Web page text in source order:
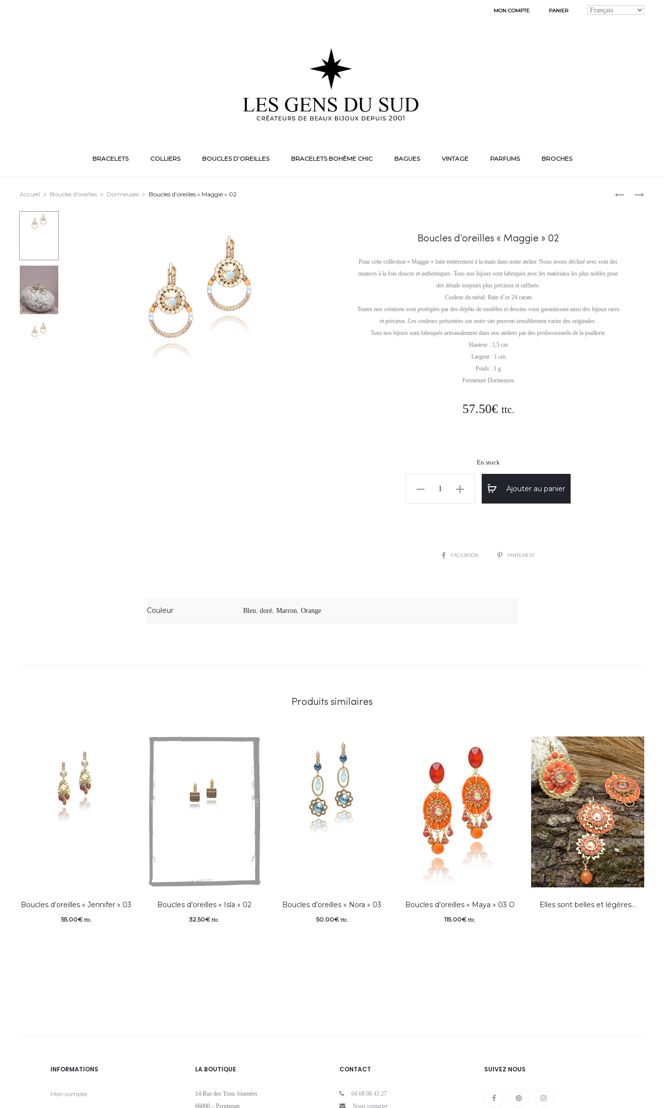
MON COMPTE PANIER
BRACELETS COLLIERS BOUCLES D’OREILLES BRACELETS BOHÈME CHIC BAGUES VINTAGE PARFUMS BROCHES
SIMPLICITÉ…
BOUCLES
Accueil Boucles d'oreilles Dormeuses Boucles d’oreilles « Maggie » 02
Boucles d’oreilles « Maggie » 02
Pour cette collection « Maggie » faite entièrement à la main dans notre atelier. Nous avons décliné avec soin des
nuances à la fois douces et authentiques. Tous nos bijoux sont fabriqués avec les matériaux les plus nobles pour
des détails toujours plus précieux et raffinés.
Couleur du métal: Bain d’or 24 carats
Toutes nos créations sont protégées par des dépôts de modèles et dessins vous garantissant ainsi des bijoux rares
et précieux. Les couleurs présentées sur notre site peuvent sensiblement varier des originales.
Tous nos bijoux sont fabriqués artisanalement dans nos ateliers par des professionnels de la joaillerie.
Hauteur : 1,5 cm
Largeur : 1 cm
Poids : 1 g
Fermeture Dormeuses
57.50€ ttc.
En stock
quantité
Ajouter au panier
SHAREFACEBOOK PINTEREST
Couleur Bleu doré Marron Orange
Produits similaires
Boucles d’oreilles « Jennifer » 03
55.00€ ttc.
Boucles d’oreilles « Isla » 02
32.50€ ttc.
Boucles d’oreilles « Nora » 03
50.00€ ttc.
Boucles d’oreilles « Maya » 03 O
115.00€ ttc.
Elles sont belles et légères…
INFORMATIONS
Mon compte
LA BOUTIQUE
14 Rue des Trois Journées
66000 – Perpignan
CONTACT
04 68 08 43 27
Nous contacter
SUIVEZ NOUS